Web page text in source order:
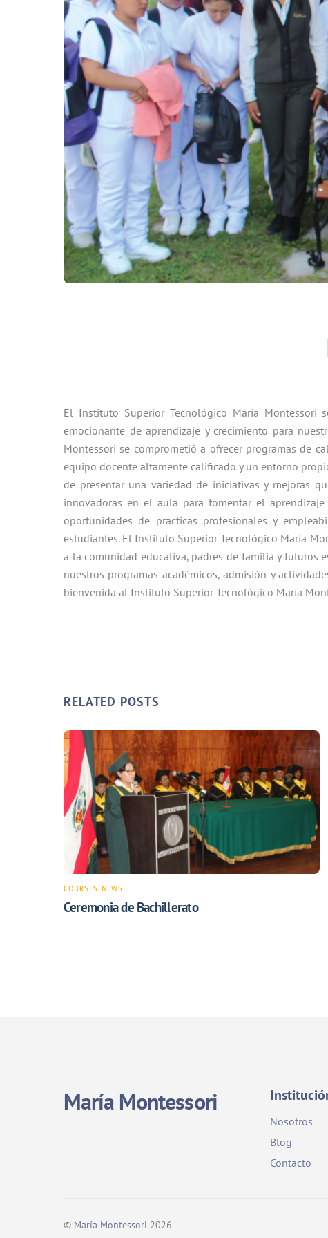
El Instituto Superior Tecnológico María
emocionante de aprendizaje y crecimiento para
Montessori se comprometió a ofrecer programas de
equipo docente altamente calificado y un entorno
de presentar una variedad de iniciativas y mejoras
innovadoras en el aula para fomentar el
oportunidades de prácticas profesionales y
estudiantes. El Instituto Superior Tecnológico María
a la comunidad educativa, padres de familia y futuros
nuestros programas académicos, admisión y
bienvenida al Instituto Superior Tecnológico María
RELATED POSTS
COURSES NEWS
Ceremonia de Bachillerato
María Montessori
Nosotros
Blog
Contacto
© María Montessori 2026